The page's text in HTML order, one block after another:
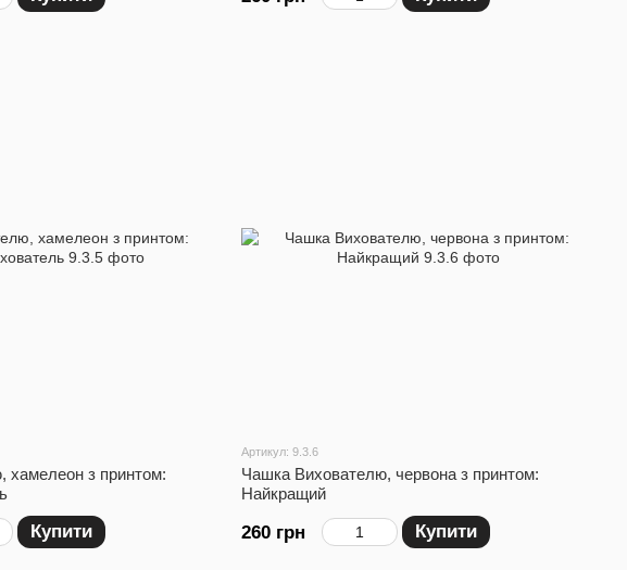
хамелеон з принтом:
Купити
Артикул: 9.3.6
Чашка Вихователю, червона з принтом:
Найкращий
260 грн Купити